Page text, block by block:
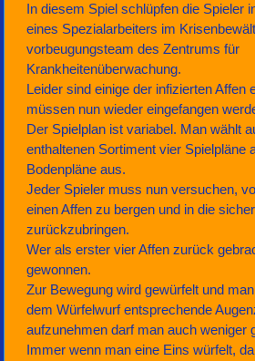
In diesem Spiel schlüpfen die Spieler
eines Spezialarbeiters im
vorbeugungsteam des Zentrums für
Krankheitenüberwachung.
Leider sind einige der infizierten Affen
müssen nun wieder eingefangen
Der Spielplan ist variabel. Man wählt
enthaltenen Sortiment vier Spielpläne
Bodenpläne aus.
Jeder Spieler muss nun versuchen,
einen Affen zu bergen und in die
zurückzubringen.
Wer als erster vier Affen zurück
gewonnen.
Zur Bewegung wird gewürfelt und
dem Würfelwurf entsprechende
aufzunehmen darf man auch weniger
Immer wenn man eine Eins würfelt,